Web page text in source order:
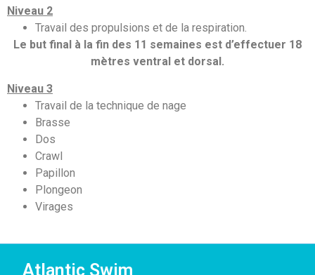
Niveau 2
Travail des propulsions et de la respiration.
Le but final à la fin des 11 semaines est d’effectuer 18
mètres ventral et dorsal.
Niveau 3
Travail de la technique de nage
Brasse
Dos
Crawl
Papillon
Plongeon
Virages
Atlantic Swim